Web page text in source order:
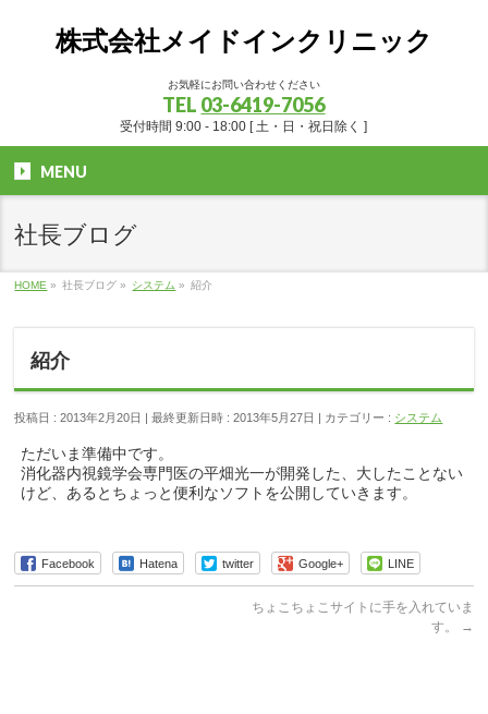
株式会社メイドインクリニック
お気軽にお問い合わせください
TEL 03-6419-7056
受付時間 9:00 - 18:00 [ 土・日・祝日除く ]
MENU
社長ブログ
HOME » 社長ブログ » システム » 紹介
紹介
投稿日 : 2013年2月20日 最終更新日時 : 2013年5月27日 カテゴリー : システム
ただいま準備中です。
消化器内視鏡学会専門医の平畑光一が開発した、大したことない
けど、あるとちょっと便利なソフトを公開していきます。
Facebook Hatena twitter Google+ LINE
ちょこちょこサイトに手を入れていま
す。
→